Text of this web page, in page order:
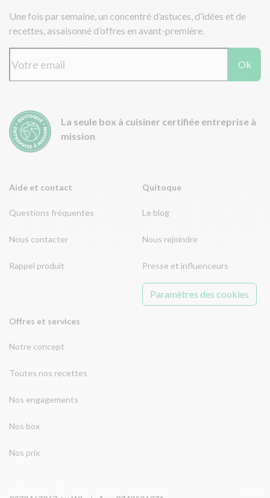
Aide et contact
Questions fréquentes
Nous contacter
Rappel produit
Offres et services
Notre concept
Toutes nos recettes
Nos engagements
Nos box
Nos prix
Quitoque
Le blog
Nous rejoindre
Presse et influenceurs
Paramètres des cookies
Une fois par semaine, un concentré d’astuces, d’idées et de
recettes, assaisonné d’offres en avant-première.
Ok
La seule box à cuisiner certifiée entreprise à
mission